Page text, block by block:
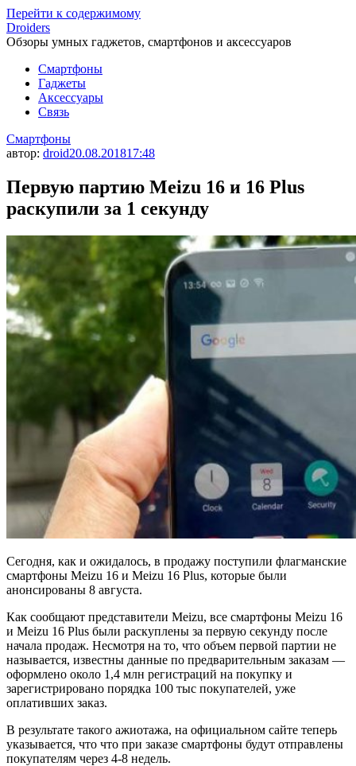
Перейти к содержимому
Droiders
Обзоры умных гаджетов, смартфонов и аксессуаров
Смартфоны
Гаджеты
Аксессуары
Связь
Смартфоны
автор: droid20.08.201817:48
Первую партию Meizu 16 и 16 Plus
раскупили за 1 секунду
Сегодня, как и ожидалось, в продажу поступили флагманские
смартфоны Meizu 16 и Meizu 16 Plus, которые были
анонсированы 8 августа.
Как сообщают представители Meizu, все смартфоны Meizu 16
и Meizu 16 Plus были раскуплены за первую секунду после
начала продаж. Несмотря на то, что объем первой партии не
называется, известны данные по предварительным заказам —
оформлено около 1,4 млн регистраций на покупку и
зарегистрировано порядка 100 тыс покупателей, уже
оплативших заказ.
В результате такого ажиотажа, на официальном сайте теперь
указывается, что что при заказе смартфоны будут отправлены
покупателям через 4-8 недель.